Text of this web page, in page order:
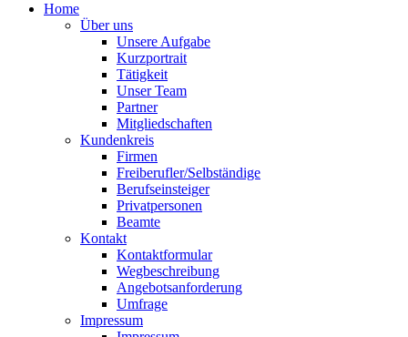
Home
Über uns
Unsere Aufgabe
Kurzportrait
Tätigkeit
Unser Team
Partner
Mitgliedschaften
Kundenkreis
Firmen
Freiberufler/Selbständige
Berufseinsteiger
Privatpersonen
Beamte
Kontakt
Kontaktformular
Wegbeschreibung
Angebotsanforderung
Umfrage
Impressum